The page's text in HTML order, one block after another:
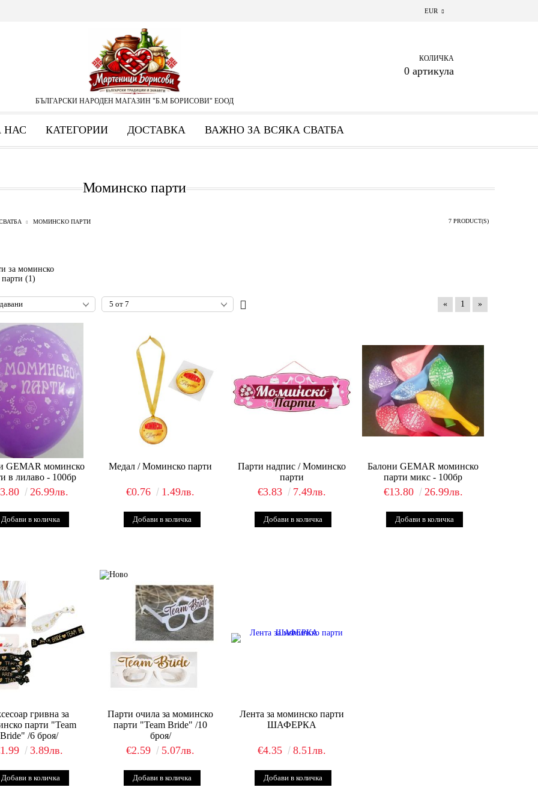
EUR
БЪЛГАРСКИ НАРОДЕН МАГАЗИН "Б.М БОРИСОВИ" ЕООД
КОЛИЧКА
0 артикула
НАС КАТЕГОРИИ ДОСТАВКА ВАЖНО ЗА ВСЯКА СВАТБА
МОМИНСКО ПАРТИ 7 PRODUCT(S)
Моминско парти
за моминско
парти (1)
« 1 »
GEMAR моминско
в лилаво - 100бр
26.99лв.
Медал / Моминско парти
€0.76 1.49лв.
Парти надпис / Моминско
парти
€3.83 7.49лв.
Балони GEMAR моминско
парти микс - 100бр
€13.80 26.99лв.
гривна за
парти "Team
Bride" /6 броя/
3.89лв.
Парти очила за моминско
парти "Team Bride" /10
броя/
€2.59 5.07лв.
Лента за моминско парти
ШАФЕРКА
€4.35 8.51лв.